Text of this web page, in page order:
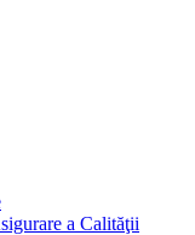
a Calităţii